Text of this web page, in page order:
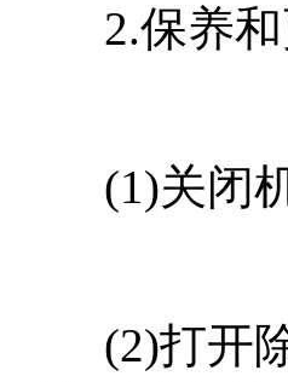
2.保养和
(1)关闭机
(2)打开除